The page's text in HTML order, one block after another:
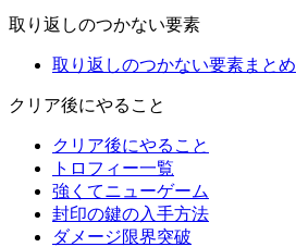
取り返しのつかない要素
取り返しのつかない要素まとめ
クリア後にやること
クリア後にやること
トロフィー一覧
強くてニューゲーム
封印の鍵の入手方法
ダメージ限界突破